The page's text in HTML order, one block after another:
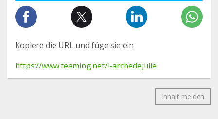
Kopiere die URL und füge sie ein
https://www.teaming.net/l-archedejulie
Inhalt melden